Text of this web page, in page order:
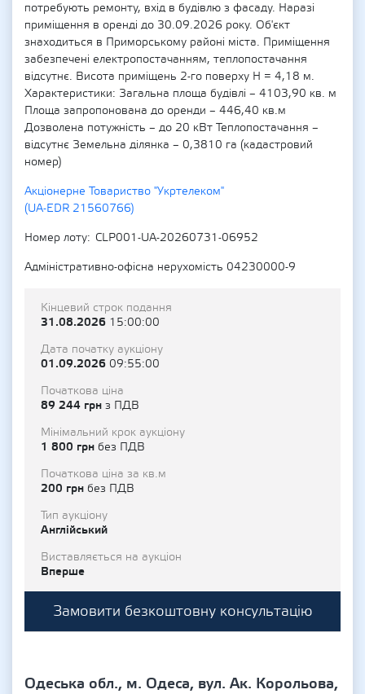
потребують ремонту, вхід в будівлю з фасаду. Наразі
приміщення в оренді до 30.09.2026 року. Об'єкт
знаходиться в Приморському районі міста. Приміщення
забезпечені електропостачанням, теплопостачання
відсутнє. Висота приміщень 2-го поверху Н = 4,18 м.
Характеристики: Загальна площа будівлі – 4103,90 кв. м
Площа запропонована до оренди – 446,40 кв.м
Дозволена потужність – до 20 кВт Теплопостачання –
відсутнє Земельна ділянка – 0,3810 га (кадастровий
номер)
Акціонерне Товариство "Укртелеком"
(UA-EDR 21560766)
Номер лоту
CLP001-UA-20260731-06952
Адміністративно-офісна нерухомість 04230000-9
Кінцевий строк подання
31.08.2026 15:00:00
Дата початку аукціону
01.09.2026 09:55:00
Початкова ціна
89 244 грн з ПДВ
Мінімальний крок аукціону
1 800 грн без ПДВ
Початкова ціна за кв.м
200 грн без ПДВ
Тип аукціону
Англійський
Виставляється на аукціон
Вперше
Замовити безкоштовну консультацію
Одеська обл., м. Одеса, вул. Ак. Корольова,